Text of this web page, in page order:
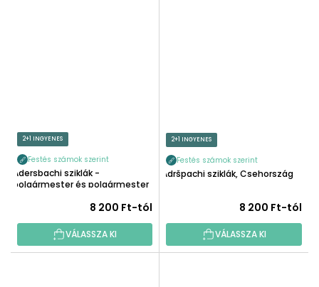
2+1 INGYENES
Festés számok szerint
Adersbachi sziklák -
polgármester és polgármester
8 200 Ft-tól
VÁLASSZA KI
2+1 INGYENES
Festés számok szerint
Adršpachi sziklák, Csehország
8 200 Ft-tól
VÁLASSZA KI